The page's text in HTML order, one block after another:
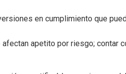
en cumplimiento que
apetito por riesgo; contar